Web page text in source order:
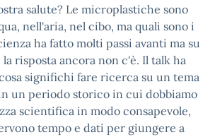
salute? Le microplastiche sono
nell'aria, nel cibo, ma quali sono i
ha fatto molti passi avanti ma su
risposta ancora non c'è. Il talk ha
significhi fare ricerca su un tema
un periodo storico in cui dobbiamo
scientifica in modo consapevole,
tempo e dati per giungere a